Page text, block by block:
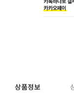
상품정보